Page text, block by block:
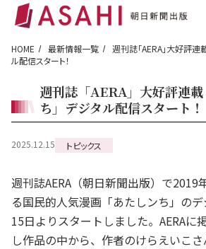
HOME 最新情報一覧
週刊誌「AERA」大好評連
ル配信スタート！
週刊誌「AERA」大好評連
ち」デジタル配信スタート！
2025.12.15 トピックス
週刊誌AERA（朝日新聞出版）で2019
る国民的人気漫画「あたしンち」の
15日よりスタートしました。AERAに
し作品の中から、作者のけらえいこ